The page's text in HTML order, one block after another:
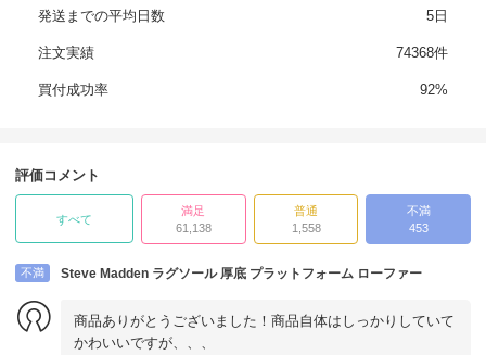
発送までの平均日数 5日
注文実績 74368件
買付成功率 92%
評価コメント
すべて
満足
61,138
普通
1,558
不満
453
不満 Steve Madden ラグソール 厚底 プラットフォーム ローファー
商品ありがとうございました！商品自体はしっかりしていて
かわいいですが、、、